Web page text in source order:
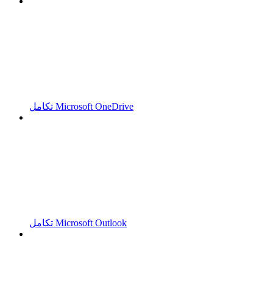
تكامل Microsoft OneDrive
تكامل Microsoft Outlook